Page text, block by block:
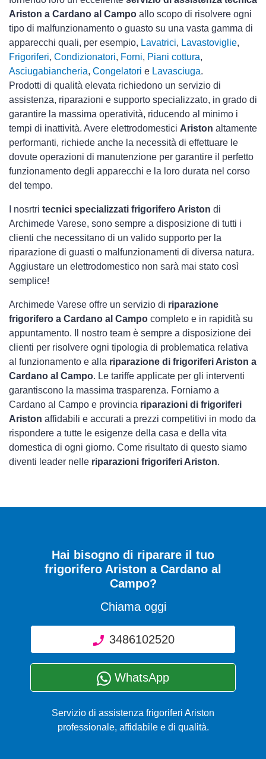
Ariston a Cardano al Campo allo scopo di risolvere ogni
tipo di malfunzionamento o guasto su una vasta gamma di
apparecchi quali, per esempio, Lavatrici, Lavastoviglie,
Frigoriferi, Condizionatori, Forni, Piani cottura,
Asciugabiancheria, Congelatori e Lavasciuga.
Prodotti di qualità elevata richiedono un servizio di
assistenza, riparazioni e supporto specializzato, in grado di
garantire la massima operatività, riducendo al minimo i
tempi di inattività. Avere elettrodomestici Ariston altamente
performanti, richiede anche la necessità di effettuare le
dovute operazioni di manutenzione per garantire il perfetto
funzionamento degli apparecchi e la loro durata nel corso
del tempo.
I nosrtri tecnici specializzati frigorifero Ariston di
Archimede Varese, sono sempre a disposizione di tutti i
clienti che necessitano di un valido supporto per la
riparazione di guasti o malfunzionamenti di diversa natura.
Aggiustare un elettrodomestico non sarà mai stato così
semplice!
Archimede Varese offre un servizio di riparazione
frigorifero a Cardano al Campo completo e in rapidità su
appuntamento. Il nostro team è sempre a disposizione dei
clienti per risolvere ogni tipologia di problematica relativa
al funzionamento e alla riparazione di frigoriferi Ariston a
Cardano al Campo. Le tariffe applicate per gli interventi
garantiscono la massima trasparenza. Forniamo a
Cardano al Campo e provincia riparazioni di frigoriferi
Ariston affidabili e accurati a prezzi competitivi in modo da
rispondere a tutte le esigenze della casa e della vita
domestica di ogni giorno. Come risultato di questo siamo
diventi leader nelle riparazioni frigoriferi Ariston.
Hai bisogno di riparare il tuo
frigorifero Ariston a Cardano al
Campo?
Chiama oggi
3486102520
WhatsApp
Servizio di assistenza frigoriferi Ariston
professionale, affidabile e di qualità.